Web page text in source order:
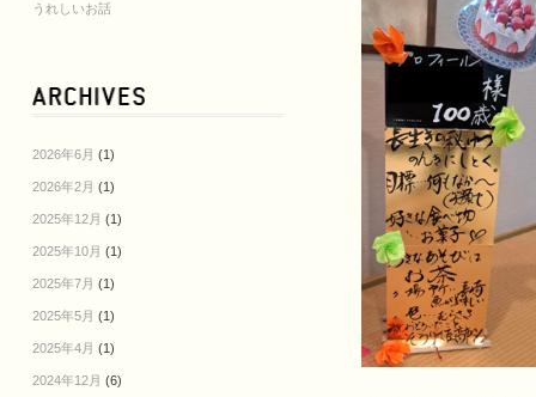
うれしいお話
2026年6月 (1)
2026年2月 (1)
2025年12月 (1)
2025年10月 (1)
2025年7月 (1)
2025年5月 (1)
2025年4月 (1)
2024年12月 (6)